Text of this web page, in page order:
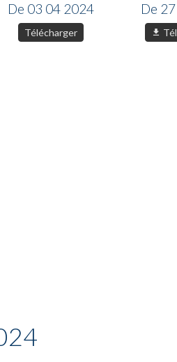
De 03 04 2024
Télécharger
De